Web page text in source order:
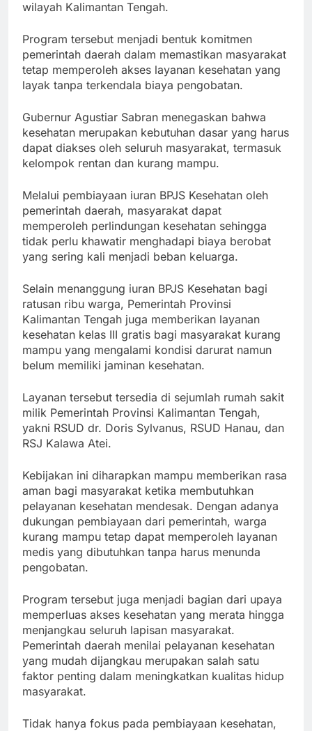
wilayah Kalimantan Tengah.
Program tersebut menjadi bentuk komitmen
pemerintah daerah dalam memastikan masyarakat
tetap memperoleh akses layanan kesehatan yang
layak tanpa terkendala biaya pengobatan.
Gubernur Agustiar Sabran menegaskan bahwa
kesehatan merupakan kebutuhan dasar yang harus
dapat diakses oleh seluruh masyarakat, termasuk
kelompok rentan dan kurang mampu.
Melalui pembiayaan iuran BPJS Kesehatan oleh
pemerintah daerah, masyarakat dapat
memperoleh perlindungan kesehatan sehingga
tidak perlu khawatir menghadapi biaya berobat
yang sering kali menjadi beban keluarga.
Selain menanggung iuran BPJS Kesehatan bagi
ratusan ribu warga, Pemerintah Provinsi
Kalimantan Tengah juga memberikan layanan
kesehatan kelas III gratis bagi masyarakat kurang
mampu yang mengalami kondisi darurat namun
belum memiliki jaminan kesehatan.
Layanan tersebut tersedia di sejumlah rumah sakit
milik Pemerintah Provinsi Kalimantan Tengah,
yakni RSUD dr. Doris Sylvanus, RSUD Hanau, dan
RSJ Kalawa Atei.
Kebijakan ini diharapkan mampu memberikan rasa
aman bagi masyarakat ketika membutuhkan
pelayanan kesehatan mendesak. Dengan adanya
dukungan pembiayaan dari pemerintah, warga
kurang mampu tetap dapat memperoleh layanan
medis yang dibutuhkan tanpa harus menunda
pengobatan.
Program tersebut juga menjadi bagian dari upaya
memperluas akses kesehatan yang merata hingga
menjangkau seluruh lapisan masyarakat.
Pemerintah daerah menilai pelayanan kesehatan
yang mudah dijangkau merupakan salah satu
faktor penting dalam meningkatkan kualitas hidup
masyarakat.
Tidak hanya fokus pada pembiayaan kesehatan,